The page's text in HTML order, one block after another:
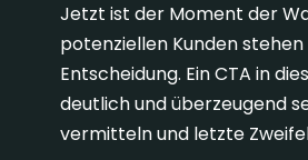
Jetzt ist der Moment der
potenziellen Kunden
Entscheidung. Ein CTA in
deutlich und überzeugend
vermitteln und letzte